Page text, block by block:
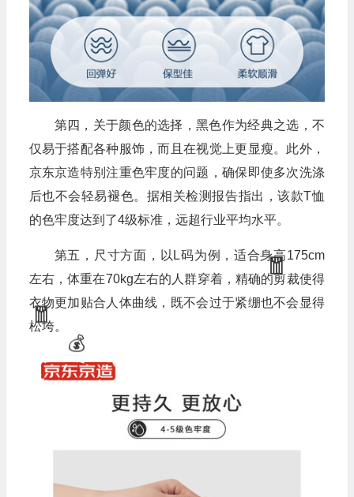
第四，关于颜色的选择，黑色作为经典之选，不
仅易于搭配各种服饰，而且在视觉上更显瘦。此外，
京东京造特别注重色牢度的问题，确保即使多次洗涤
后也不会轻易褪色。据相关检测报告指出，该款T恤
的色牢度达到了4级标准，远超行业平均水平。
第五，尺寸方面，以L码为例，适合身高175cm
左右，体重在70kg左右的人群穿着，精确的剪裁使得
衣物更加贴合人体曲线，既不会过于紧绷也不会显得
松垮。